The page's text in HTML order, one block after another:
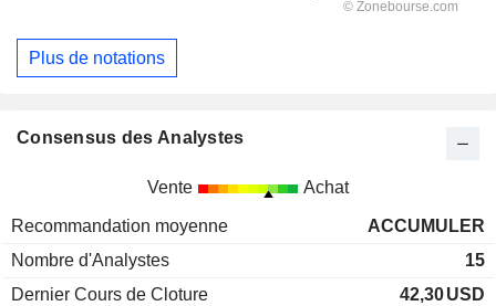
Plus de notations
Consensus des Analystes
Vente Achat
Recommandation moyenne
ACCUMULER
Nombre d'Analystes
15
Dernier Cours de Cloture
42,30USD